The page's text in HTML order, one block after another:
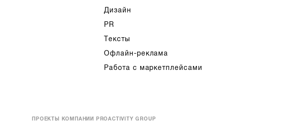
Дизайн
PR
Тексты
Офлайн-реклама
Работа с маркетплейсами
ПРОЕКТЫ КОМПАНИИ PROACTIVITY GROUP